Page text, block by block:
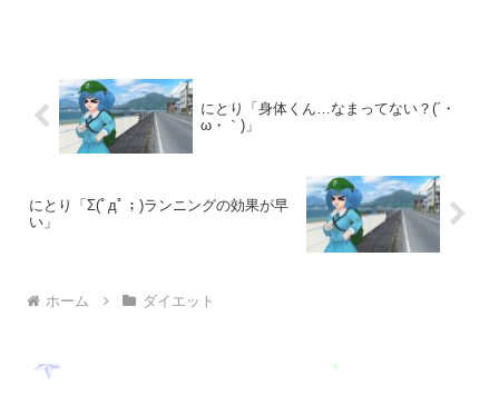
にとり「身体くん…なまってない？(´・
ω・｀)」
にとり「Σ(ﾟдﾟ；)ランニングの効果が早
い」
ホーム ダイエット